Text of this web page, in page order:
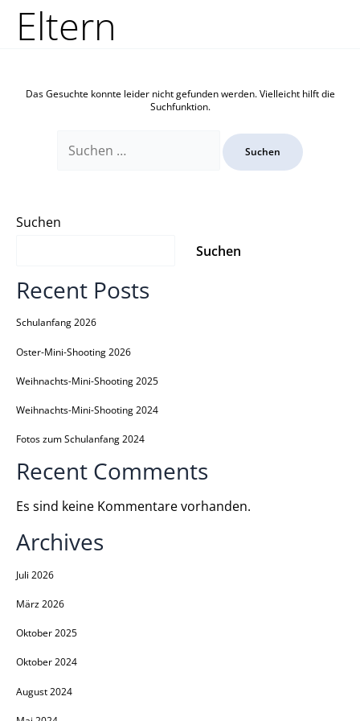
Inhalt
springenEltern
Das Gesuchte konnte leider nicht gefunden werden. Vielleicht hilft die
Suchfunktion.
nach:
Suchen
Suchen
Recent Posts
Schulanfang 2026
Oster-Mini-Shooting 2026
Weihnachts-Mini-Shooting 2025
Weihnachts-Mini-Shooting 2024
Fotos zum Schulanfang 2024
Recent Comments
Es sind keine Kommentare vorhanden.
Archives
Juli 2026
März 2026
Oktober 2025
Oktober 2024
August 2024